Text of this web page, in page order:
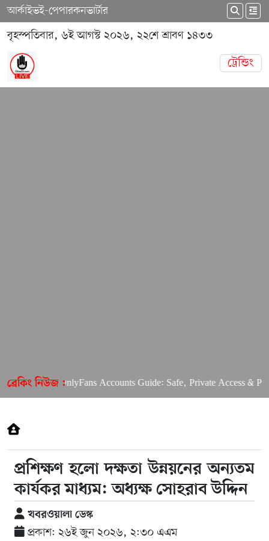
আর্কাইভই-পেপারকনভার্টার
বৃহস্পতিবার, ৬ই আগস্ট ২০২৬, ২২শে শ্রাবণ ১৪৩৩
ট্রেন্ডিং
ব্রেকিং নিউজ :
Free OnlyFans Accounts Guide: Safe, Private Access &
প্রশিক্ষণ হলো দক্ষতা উন্নয়নের অন্যতম
কার্যকর মাধ্যম: অধ্যক্ষ সোহরাব উদ্দিন
খবরওয়ালা ডেস্ক
প্রকাশ: ২৬ই জুন ২০২৬, ২:৩০ এএম